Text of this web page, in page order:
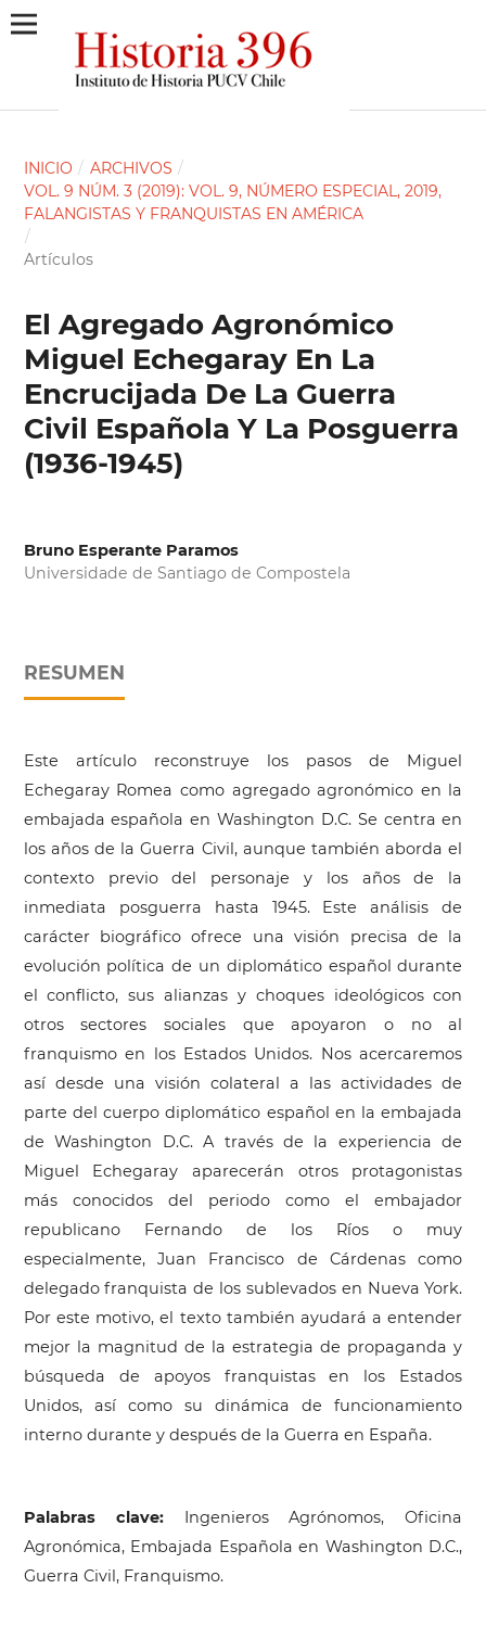
INICIO / ARCHIVOS /
VOL. 9 NÚM. 3 (2019): VOL. 9, NÚMERO ESPECIAL, 2019,
FALANGISTAS Y FRANQUISTAS EN AMÉRICA
/
Artículos
El Agregado Agronómico
Miguel Echegaray En La
Encrucijada De La Guerra
Civil Española Y La Posguerra
(1936-1945)
Bruno Esperante Paramos
Universidade de Santiago de Compostela
RESUMEN
Este artículo reconstruye los pasos de Miguel
Echegaray Romea como agregado agronómico en la
embajada española en Washington D.C. Se centra en
los años de la Guerra Civil, aunque también aborda el
contexto previo del personaje y los años de la
inmediata posguerra hasta 1945. Este análisis de
carácter biográfico ofrece una visión precisa de la
evolución política de un diplomático español durante
el conflicto, sus alianzas y choques ideológicos con
otros sectores sociales que apoyaron o no al
franquismo en los Estados Unidos. Nos acercaremos
así desde una visión colateral a las actividades de
parte del cuerpo diplomático español en la embajada
de Washington D.C. A través de la experiencia de
Miguel Echegaray aparecerán otros protagonistas
más conocidos del periodo como el embajador
republicano Fernando de los Ríos o muy
especialmente, Juan Francisco de Cárdenas como
delegado franquista de los sublevados en Nueva York.
Por este motivo, el texto también ayudará a entender
mejor la magnitud de la estrategia de propaganda y
búsqueda de apoyos franquistas en los Estados
Unidos, así como su dinámica de funcionamiento
interno durante y después de la Guerra en España.
Palabras clave:Ingenieros Agrónomos, Oficina
Agronómica, Embajada Española en Washington D.C.,
Guerra Civil, Franquismo.